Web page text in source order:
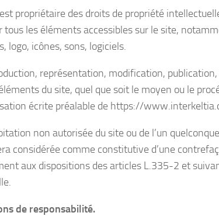
propriétaire des droits de propriété
tous les éléments accessibles sur le site,
logo, icônes, sons, logiciels.
représentation, modification,
du site, quel que soit le moyen ou le
écrite préalable de https://
non autorisée du site ou de l’un
considérée comme constitutive d’une
aux dispositions des articles L.335-2 et
de responsabilité.